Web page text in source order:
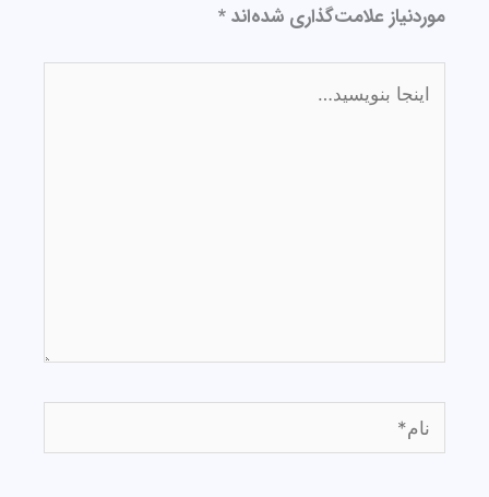
موردنیاز علامت‌گذاری شده‌اند*
بنویسید…
نام*